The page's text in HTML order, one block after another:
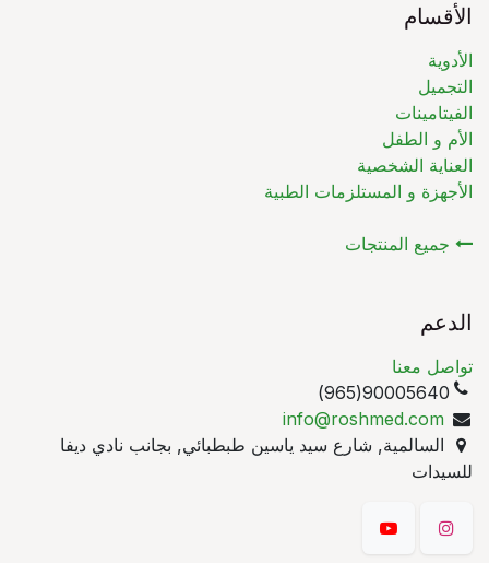
الأقسام
الأدوية
التجميل
الفيتامينات
الأم و الطفل
العناية الشخصية
الأجهزة و المستلزمات الطبية
جميع المنتجات
الدعم
تواصل معنا
90005640(965)
info@roshmed.com
السالمية, شارع سيد ياسين طبطبائي, بجانب نادي ديفا
للسيدات